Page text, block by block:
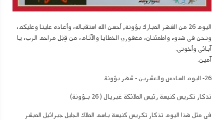
اليوم 26 من الشهر المبارك بؤونة, أحسن الله استقباله، وأعاده علينا وعليكم،
ونحن في هدوء واطمئنان، مغفوري الخطايا والآثام، من قِبَل مراحم الرب، يا
آبائي وأخوتي.
آمين.
26- اليوم السادس والعشرين - شهر بؤونة
تذكار تكريس كنيسة رئيس الملائكة غبريال ( 26 بـؤونة)
في مثل هذا اليوم تذكار تكريس كنيسة باسم الملاك الجليل جبرائيل المبشر